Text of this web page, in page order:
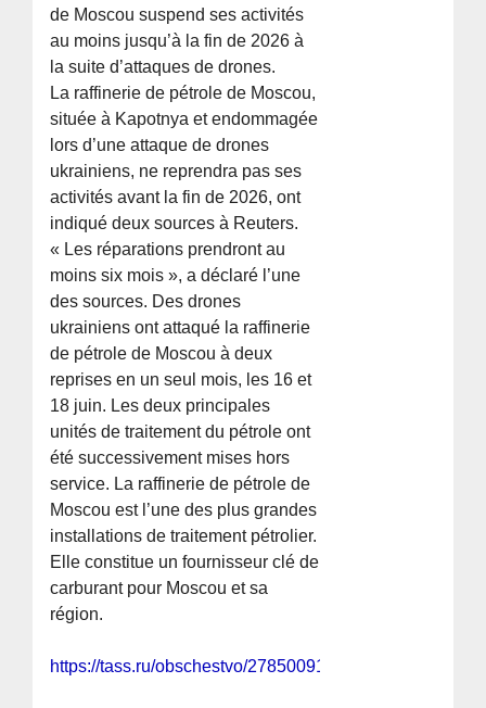
de Moscou suspend ses activités
au moins jusqu’à la fin de 2026 à
la suite d’attaques de drones.
La raffinerie de pétrole de Moscou,
située à Kapotnya et endommagée
lors d’une attaque de drones
ukrainiens, ne reprendra pas ses
activités avant la fin de 2026, ont
indiqué deux sources à Reuters.
« Les réparations prendront au
moins six mois », a déclaré l’une
des sources. Des drones
ukrainiens ont attaqué la raffinerie
de pétrole de Moscou à deux
reprises en un seul mois, les 16 et
18 juin. Les deux principales
unités de traitement du pétrole ont
été successivement mises hors
service. La raffinerie de pétrole de
Moscou est l’une des plus grandes
installations de traitement pétrolier.
Elle constitue un fournisseur clé de
carburant pour Moscou et sa
région.
https://tass.ru/obschestvo/27850091